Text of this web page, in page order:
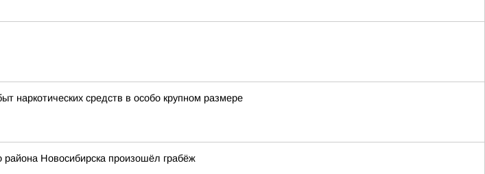
наркотических средств в особо крупном размере
района Новосибирска произошёл грабёж